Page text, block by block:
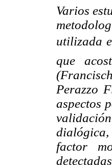
Varios
utilizada
que
Perazzo
aspectos
dialógica,
factor